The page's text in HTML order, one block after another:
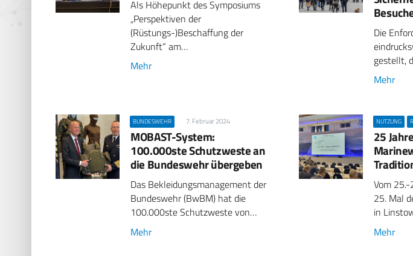
Als Höhepunkt des Symposiums
„Perspektiven der
(Rüstungs-)Beschaffung der
Zukunft“ am…
Mehr
Die
gestellt,
Mehr
BUNDESWEHR 7. Februar 2024
MOBAST-System:
100.000ste Schutzweste an
die Bundeswehr übergeben
Das Bekleidungsmanagement der
Bundeswehr (BwBM) hat die
100.000ste Schutzweste von…
Mehr
NUTZUNG
25
Vom
25. Mal
in
Mehr